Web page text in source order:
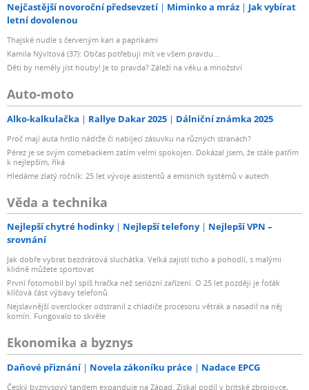
Nejčastější novoroční předsevzetí Miminko a mráz
Jak vybírat
letní dovolenou
Thajské nudle s červeným kari a paprikami
Kamila Nývltová (37): Občas potřebuji mít ve všem pravdu...
Děti by neměly jíst houby! Je to pravda? Záleží na věku a množství
Auto-moto
Alko-kalkulačka Rallye Dakar 2025 Dálniční známka 2025
Proč mají auta hrdlo nádrže či nabíjecí zásuvku na různých stranách?
Pérez je se svým comebackem zatím velmi spokojen. Dokázal jsem, že stále patřím
k nejlepším, říká
Hledáme zlatý ročník: 25 let vývoje asistentů a emisních systémů v autech
Věda a technika
Nejlepší chytré hodinky Nejlepší telefony
Nejlepší VPN –
srovnání
Jak dobře vybrat bezdrátová sluchátka. Velká zajistí ticho a pohodlí, s malými
klidně můžete sportovat
První fotomobil byl spíš hračka než seriózní zařízení. O 25 let později je foťák
klíčová část výbavy telefonů
Nejslavnější overclocker odstranil z chladiče procesoru větrák a nasadil na něj
komín. Fungovalo to skvěle
Ekonomika a byznys
Daňové přiznání Novela zákoníku práce Nadace EPCG
Český byznysový tandem expanduje na Západ. Získal podíl v britské zbrojovce,